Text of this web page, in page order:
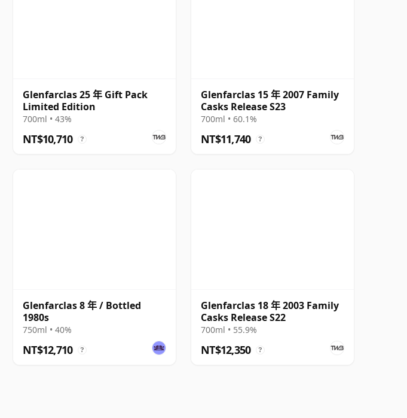
Glenfarclas 25 年 Gift Pack
Limited Edition
700ml • 43%
NT$10,710 ?
Glenfarclas 15 年 2007 Family
Casks Release S23
700ml • 60.1%
NT$11,740 ?
Glenfarclas 8 年 / Bottled
1980s
750ml • 40%
NT$12,710 ?
Glenfarclas 18 年 2003 Family
Casks Release S22
700ml • 55.9%
NT$12,350 ?